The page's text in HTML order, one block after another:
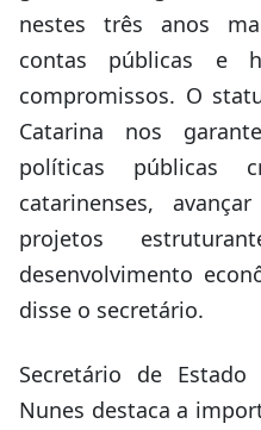
nestes três anos
contas públicas e
compromissos. O
Catarina nos
políticas públicas
catarinenses,
projetos
desenvolvimento
disse o secretário.
Secretário de
Nunes destaca a